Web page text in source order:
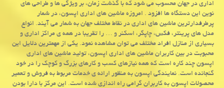
اداری در جهان محسوب می شود که با گذشت زمان، بر ویژگی ها و طراحی های
نوین این دستگاه ها افزود . امروزه ماشین های اداری اپسون، در شمار
پرطرفدارترین ماشین های اداری در نقاط مختلف جهان به شمار می آیند. انواع
مدل های پرینتر، فکس، چاپگر، اسکنر و … را تقریبا در همه ی مراکز اداری و
بسیاری از منازل افراد مختلف می توان مشاهده نمود. یکی از مهمترین دلایل این
محبوبت در بین کاربران ماشین های اداری اپسون، تولید ماشین های اداری
اپسون چند کاره است که همه نیازهای کسب و کارهای بزرگ و کوچک را در خود
گنجانده است. نمایندگی اپسون به منظور ارائه ی خدمات مربوط به فروش و تعمیر
محصولات اپسون به کاربران گرامی راه اندازی شده است. این مرکز با دارا بودن